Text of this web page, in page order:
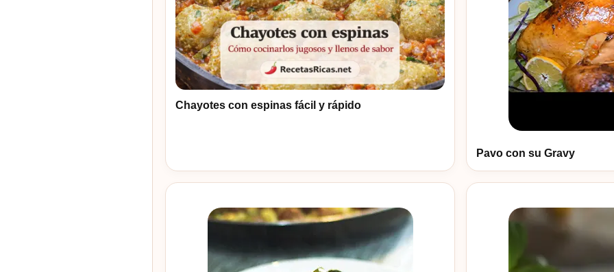
Chayotes con espinas fácil y rápido
Pavo con su Gravy